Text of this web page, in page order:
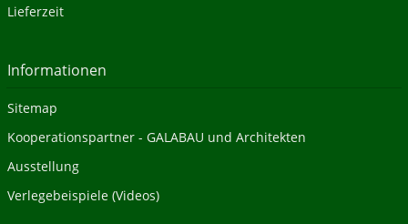
Lieferzeit
Informationen
Sitemap
Kooperationspartner - GALABAU und Architekten
Ausstellung
Verlegebeispiele (Videos)